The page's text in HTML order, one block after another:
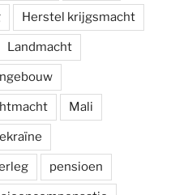
Herstel krijgsmacht
Landmacht
Mali
pensioen